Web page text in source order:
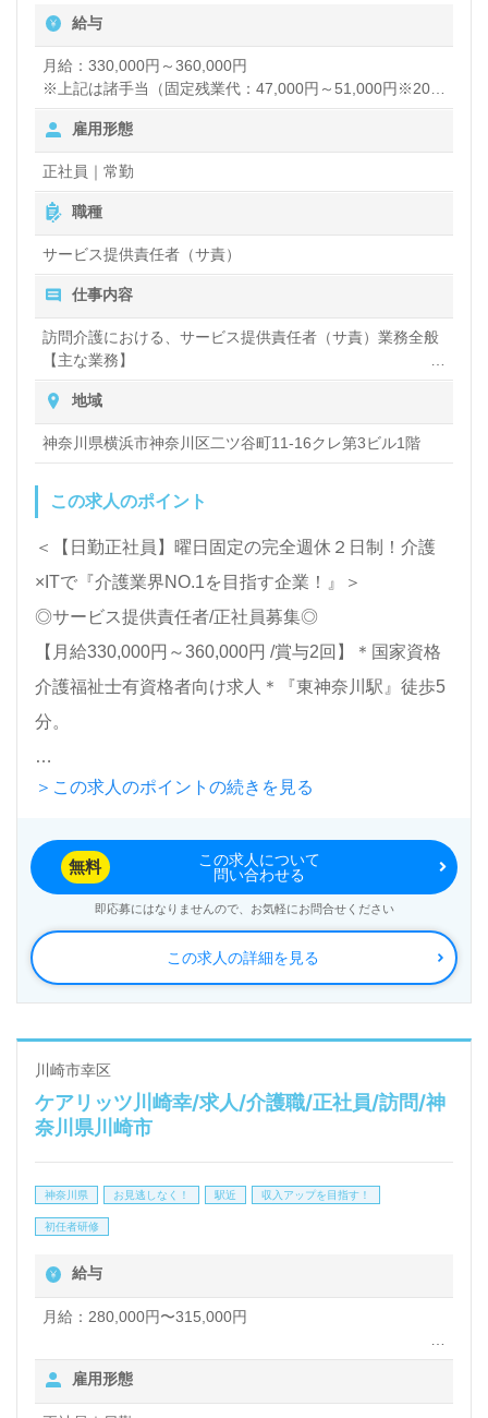
への訪問（介護業務、買い物や掃除、洗濯等の日常生
活サポート）をお願いします。それぞれの成長に沿っ
た研修制度も充実！完全週休2日制の働きやすい勤務
形態、多彩な資格支援制度、働く人を大切にするカル
チャーも嬉しいポイント！『訪問介護でご利用者様お
一人おひとりに寄り添いたい』『日勤正社員で働きた
い、メリハリをつけて働きたい』『施設形態や環境を
変えて仕事をしたい』等の方も大歓迎です！サービス
展開エリアは神奈川区。募集詳細等、担当コンサルタ
ントよりご案内します。お問い合わせも遠慮なくお願
いします。
全国の求人ご紹介！医療/福祉業界の正社員/パート仕
事探しは【ウィルオブ介護】＊求人情報収集、将来的
に検討の方も遠慮なく＊
LINE、メール、お電話などご希望に応じてお問い合
わせ/ご相談可能です。転職相談、求人紹介、年収交
渉など完全無料サービスをご利用いただけます。＜非
公開求人も取扱いあり！＞"転職支援"のプロと一緒に
転職活動！お問い合わせお待ちしております。
給与
月給：330,000円～360,000円
※上記は諸手当（固定残業代：47,000円～51,000円※20時
間分/月など）を含めた総支給額です。
※給与額は経験年数・勤務実績などを考慮して決定いたし
ます。
【別途支給手当】
時間外手当
土日出勤手当
通勤手当 他
介護福祉士手当（15000円）
賞与 年2回（4月、10月）
給与改定 年1回（4月）
雇用形態
正社員｜常勤
職種
サービス提供責任者（サ責）
仕事内容
訪問介護における、サービス提供責任者（サ責）業務全般
【主な業務】
担当者会議の参加
初回サービスを含め日常のサービス提供
ケアマネジャーとの連携
スタッフへのレクチャー
ケアの組み立て
新規ご利用者様を獲得するための営業活動や、自身の担当
提供も行います。
地域
神奈川県横浜市神奈川区二ツ谷町11-16クレ第3ビル1階
この求人のポイント
＜【日勤正社員】曜日固定の完全週休２日制！介護
×ITで『介護業界NO.1を目指す企業！』＞
◎サービス提供責任者/正社員募集◎
【月給330,000円～360,000円 /賞与2回】＊国家資格
介護福祉士有資格者向け求人＊『東神奈川駅』徒歩5
分。
『ケアリッツ東神奈川』株式会社ケアリッツ・アン
京都新宿区）様の運営です。正社員2,991名以上
（2024.11月現在）。宮城県、東京都、神奈川県、千
葉県、埼玉県、愛知県、山梨県、大阪府を中心に訪問
介護、通所介護、短期入所生活介護、居宅介護支援、
パートナーズサービス、レジデンシャル、トラベル事
業を展開。IT技術を活用して介護業界NO.1を目指す
注目の企業様です。
◎ご利用者様の笑顔がやりがいに！『ケアリッツ品
所様！◎
経験のある方をお迎えします。訪問介護事業所での勤
務経験は問いません。サービス提供責任者として調整
全般（介護計画の作成、ご利用者・ご家族との面談、
ケアマネジャーとの調整、介護職員サポート業務）を
＞この求人のポイントの続きを見る
この求人の詳細を見る
無料
この求人について
問い合わせる
即応募にはなりませんので、お気軽にお問合せください
川崎市幸区
ケアリッツ川崎幸/求人/介護職/正社員/訪問/神
奈川県川崎市
神奈川県 お見逃しなく！ 駅近 収入アップを目指す！
初任者研修
給与
月給：280,000円〜315,000円
土日出勤手当（月最大6,000円）別途支給
資格手当：（介護福祉士）15,000円
超過勤務手当
雇用形態